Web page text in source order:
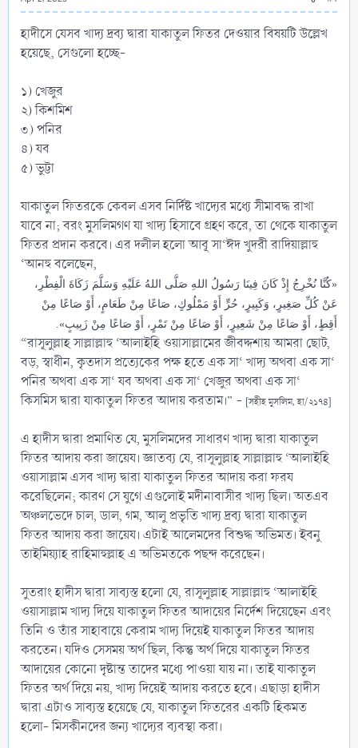
হাদীসে যেসব খাদ্য দ্রব্য দ্বারা যাকাতুল ফিতর দেওয়ার বিষয়টি উল্লেখ
হয়েছে, সেগুলো হচ্ছে-
১) খেজুর
২) কিশমিশ
৩) পনির
৪) যব
৫) ভুট্টা
যাকাতুল ফিতরকে কেবল এসব নির্দিষ্ট খাদ্যের মধ্যে সীমাবদ্ধ রাখা
যাবে না; বরং মুসলিমগণ যা খাদ্য হিসাবে গ্রহণ করে, তা থেকে যাকাতুল
ফিতর প্রদান করবে। এর দলীল হলো আবূ সা‘ঈদ খুদরী রাদিয়াল্লাহু
‘আনহু বলেছেন,
«‌كُنَّا ‌نُخْرِجُ إِذْ كَانَ فِينَا رَسُولُ اللهِ صَلَّى اللهُ عَلَيْهِ وَسَلَّمَ زَكَاةَ الْفِطْرِ،
‌عَنْ ‌كُلِّ ‌صَغِيرٍ، وَكَبِيرٍ، حُرٍّ أَوْ مَمْلُوكٍ، صَاعًا مِنْ طَعَامٍ، أَوْ صَاعًا مِنْ
أَقِطٍ، أَوْ صَاعًا مِنْ شَعِيرٍ، أَوْ صَاعًا مِنْ تَمْرٍ، أَوْ صَاعًا مِنْ زَبِيبٍ».
“রাসূলুল্লাহ সাল্লাল্লাহু ‘আলাইহি ওয়াসাল্লামের জীবদ্দশায় আমরা ছোট,
বড়, স্বাধীন, কৃতদাস প্রত্যেকের পক্ষ হতে এক সা‘ খাদ্য অথবা এক সা‘
পনির অথবা এক সা‘ যব অথবা এক সা‘ খেজুর অথবা এক সা‘
কিসমিস দ্বারা যাকাতুল ফিতর আদায় করতাম।” - [সহীহ মুসলিম, হা/২১৭৪]
এ হাদীস দ্বারা প্রমাণিত যে, মুসলিমদের সাধারণ খাদ্য দ্বারা যাকাতুল
ফিতর আদায় করা জায়েয। জ্ঞাতব্য যে, রাসূলুল্লাহ সাল্লাল্লাহু ‘আলাইহি
ওয়াসাল্লাম এসব খাদ্য দ্বারা যাকাতুল ফিতর আদায় করা ফরয
করেছিলেন; কারণ সে যুগে এগুলোই মদীনাবাসীর খাদ্য ছিল। অতএব
অঞ্চলভেদে চাল, ডাল, গম, আলু প্রভৃতি খাদ্য দ্রব্য দ্বারা যাকাতুল
ফিতর আদায় করা জায়েয। এটাই আলেমদের বিশুদ্ধ অভিমত। ইবনু
তাইমিয়্যাহ রাহিমাহুল্লাহ এ অভিমতকে পছন্দ করেছেন।
সুতরাং হাদীস দ্বারা সাব্যস্ত হলো যে, রাসূলুল্লাহ সাল্লাল্লাহু ‘আলাইহি
ওয়াসাল্লাম খাদ্য দিয়ে যাকাতুল ফিতর আদায়ের নির্দেশ দিয়েছেন এবং
তিনি ও তাঁর সাহাবায়ে কেরাম খাদ্য দিয়েই যাকাতুল ফিতর আদায়
করতেন। যদিও সেসময় অর্থ ছিল, কিন্তু অর্থ দিয়ে যাকাতুল ফিতর
আদায়ের কোনো দৃষ্টান্ত তাদের মধ্যে পাওয়া যায় না। তাই যাকাতুল
ফিতর অর্থ দিয়ে নয়, খাদ্য দিয়েই আদায় করতে হবে। এছাড়া হাদীস
দ্বারা এটাও সাব্যস্ত হয়েছে যে, যাকাতুল ফিতরের একটি হিকমত
হলো- মিসকীনদের জন্য খাদ্যের ব্যবস্থা করা।